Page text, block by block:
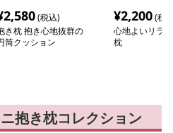
2,580(税込)
き枕 抱き心地抜群の
筒クッション
¥2,200(税
心地よいリラ
枕
抱き枕コレクション